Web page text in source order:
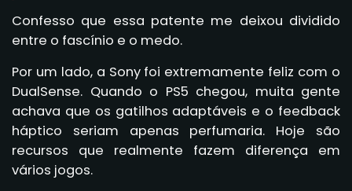
Confesso que essa patente me deixou dividido
entre o fascínio e o medo.
Por um lado, a Sony foi extremamente feliz com o
DualSense. Quando o PS5 chegou, muita gente
achava que os gatilhos adaptáveis e o feedback
háptico seriam apenas perfumaria. Hoje são
recursos que realmente fazem diferença em
vários jogos.